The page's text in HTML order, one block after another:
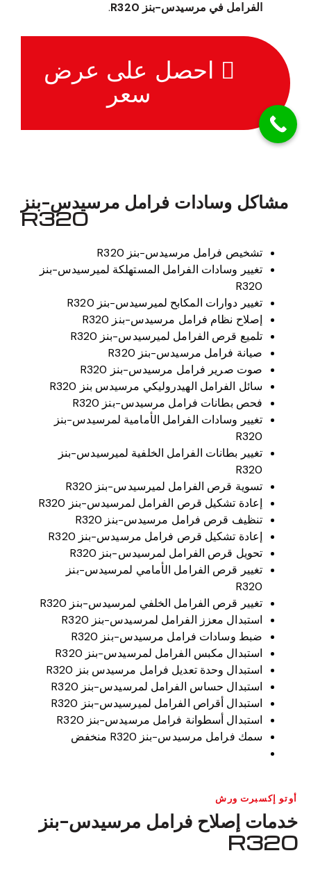
الفرامل في مرسيدس-بنز R320 .
احصل على عرض
سعر
مشاكل وسادات فرامل مرسيدس-بنز
R320
تشخيص فرامل مرسيدس-بنز R320
تغيير وسادات الفرامل المستهلكة لميرسيدس-بنز
R320
تغيير دوارات المكابح لميرسيدس-بنز R320
إصلاح نظام فرامل مرسيدس-بنز R320
تلميع قرص الفرامل لميرسيدس-بنز R320
صيانة فرامل مرسيدس-بنز R320
صوت صرير فرامل مرسيدس-بنز R320
سائل الفرامل الهيدروليكي مرسيدس بنز R320
فحص بطانات فرامل مرسيدس-بنز R320
تغيير وسادات الفرامل الأمامية لمرسيدس-بنز
R320
تغيير بطانات الفرامل الخلفية لميرسيدس-بنز
R320
تسوية قرص الفرامل لميرسيدس-بنز R320
إعادة تشكيل قرص الفرامل لمرسيدس-بنز R320
تنظيف قرص فرامل مرسيدس-بنز R320
إعادة تشكيل قرص فرامل مرسيدس-بنز R320
تحويل قرص الفرامل لمرسيدس-بنز R320
تغيير قرص الفرامل الأمامي لمرسيدس-بنز
R320
تغيير قرص الفرامل الخلفي لمرسيدس-بنز R320
استبدال معزز الفرامل لمرسيدس-بنز R320
ضبط وسادات فرامل مرسيدس-بنز R320
استبدال مكبس الفرامل لمرسيدس-بنز R320
استبدال وحدة تعديل فرامل مرسيدس بنز R320
استبدال حساس الفرامل لمرسيدس-بنز R320
استبدال أقراص الفرامل لميرسيدس-بنز R320
استبدال أسطوانة فرامل مرسيدس-بنز R320
سمك فرامل مرسيدس-بنز R320 منخفض
أوتو إكسبرت ورش
خدمات إصلاح فرامل مرسيدس-بنز
R320